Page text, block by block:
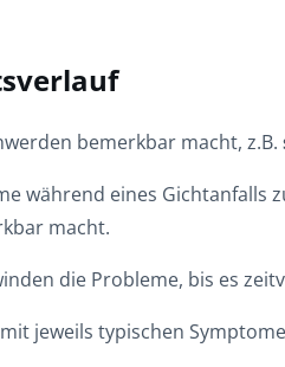
bemerkbar macht, z.B.
während eines
macht.
die Probleme, bis es
jeweils typischen